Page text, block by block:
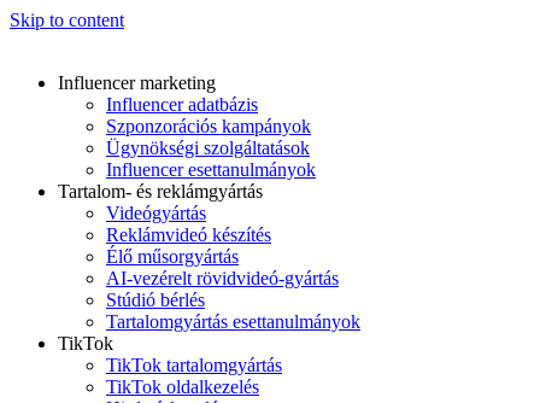
Skip to content
Influencer marketing
Influencer adatbázis
Szponzorációs kampányok
Ügynökségi szolgáltatások
Influencer esettanulmányok
Tartalom- és reklámgyártás
Videógyártás
Reklámvideó készítés
Élő műsorgyártás
AI-vezérelt rövidvideó-gyártás
Stúdió bérlés
Tartalomgyártás esettanulmányok
TikTok
TikTok tartalomgyártás
TikTok oldalkezelés